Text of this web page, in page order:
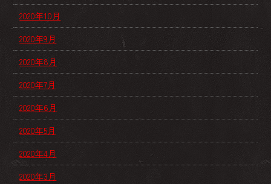
2020年10月
2020年9月
2020年8月
2020年7月
2020年6月
2020年5月
2020年4月
2020年3月